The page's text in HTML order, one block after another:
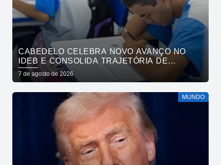
CABEDELO CELEBRA NOVO AVANÇO NO
IDEB E CONSOLIDA TRAJETÓRIA DE
CRESCIMENTO NA EDUCAÇÃO PÚBLICA
7 de agosto de 2026
MUNDO